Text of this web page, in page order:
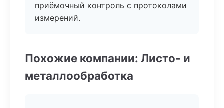
приёмочный контроль с протоколами
измерений.
Похожие компании: Листо- и
металлообработка